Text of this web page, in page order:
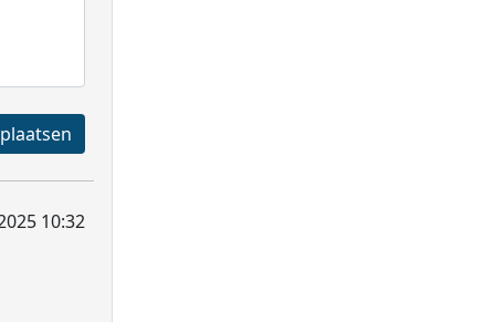
Registreren en plaatsen
10:32